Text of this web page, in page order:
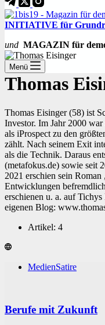
INITIATIVE für
und MAGAZIN für
Menü
Thomas
Thomas Eisinger (58) ist
Investor. Im Jahr 2000
als iProspect zu den
zählt. Nach seinem Exit
als die Technik. Daraus
(metafokus.de) sowie seit
2021 erschien sein
Entwicklungen
erschienen u. a. auf
eigenen Blog:
Artikel: 4
MedienSatire
Berufe mit Zukunft